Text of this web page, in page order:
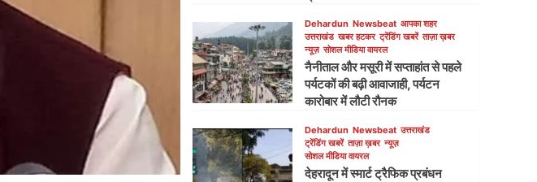
Dehardun Newsbeat आपका शहर
उत्तराखंड खबर हटकर ट्रेंडिंग खबरें ताज़ा ख़बर
न्यूज़ सोशल मीडिया वायरल
नैनीताल और मसूरी में सप्ताहांत से पहले
पर्यटकों की बढ़ी आवाजाही, पर्यटन
कारोबार में लौटी रौनक
Dehardun Newsbeat उत्तराखंड
ट्रेंडिंग खबरें ताज़ा ख़बर न्यूज़
सोशल मीडिया वायरल
देहरादून में स्मार्ट ट्रैफिक प्रबंधन